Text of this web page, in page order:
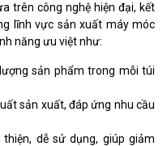
trên công nghệ hiện đại, kết
lĩnh vực sản xuất máy móc
năng ưu việt như:
sản phẩm trong mỗi túi
sản xuất, đáp ứng nhu cầu
thiện, dễ sử dụng, giúp giảm